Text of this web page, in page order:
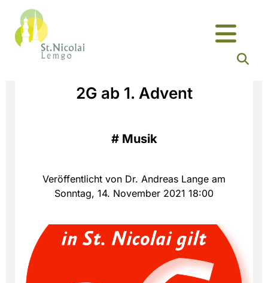
2G ab 1. Advent
# Musik
Veröffentlicht von Dr. Andreas Lange am
Sonntag, 14. November 2021 18:00